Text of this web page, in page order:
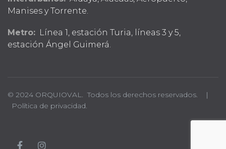
Manises y Torrente.
Metro: Línea 1, estación Turia, líneas 3 y 5,
estación Ángel Guimerá.
© 2024 ORQUIOVAL. Todos los derechos reservados. |
Política de privacidad.